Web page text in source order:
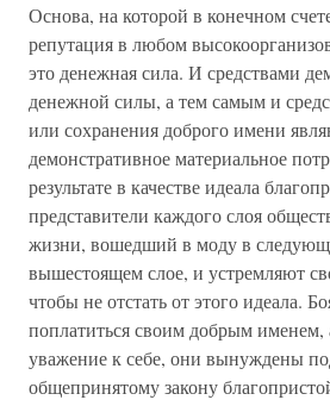
Основа, на которой в конечном
репутация в любом
это денежная сила. И средствами
денежной силы, а тем самым и
или сохранения доброго имени
демонстративное материальное
результате в качестве идеала
представители каждого слоя
жизни, вошедший в моду в
вышестоящем слое, и устремляют
чтобы не отстать от этого идеала.
поплатиться своим добрым именем,
уважение к себе, они вынуждены
общепринятому закону